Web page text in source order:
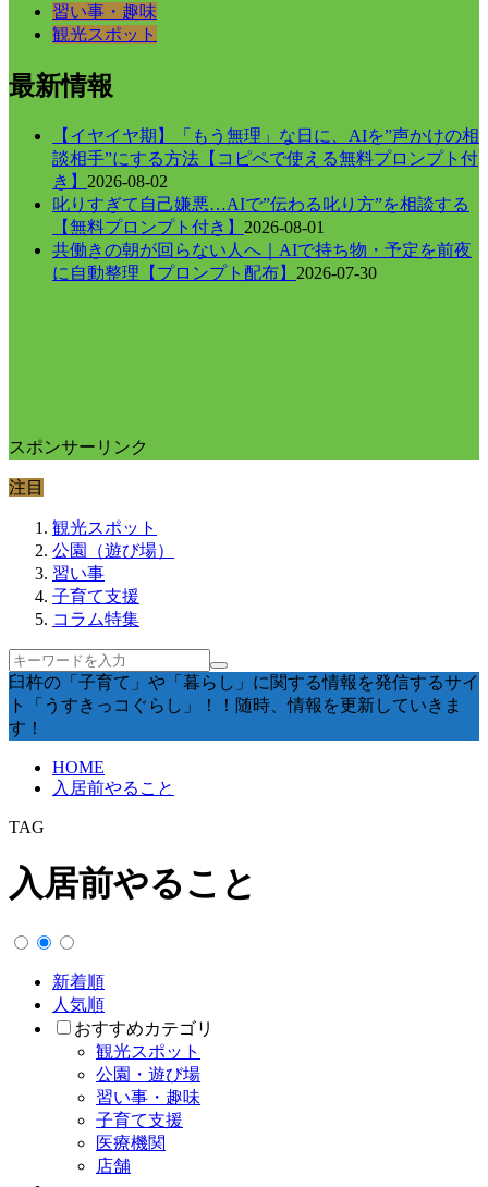
習い事・趣味
観光スポット
最新情報
【イヤイヤ期】「もう無理」な日に、AIを”声かけの相
談相手”にする方法【コピペで使える無料プロンプト付
き】 2026-08-02
叱りすぎて自己嫌悪…AIで”伝わる叱り方”を相談する
【無料プロンプト付き】 2026-08-01
共働きの朝が回らない人へ｜AIで持ち物・予定を前夜
に自動整理【プロンプト配布】 2026-07-30
スポンサーリンク
注目
観光スポット
公園（遊び場）
習い事
子育て支援
コラム特集
臼杵の「子育て」や「暮らし」に関する情報を発信するサイ
ト「うすきっコぐらし」！！随時、情報を更新していきま
す！
HOME
入居前やること
TAG
入居前やること
新着順
人気順
おすすめカテゴリ
観光スポット
公園・遊び場
習い事・趣味
子育て支援
医療機関
店舗